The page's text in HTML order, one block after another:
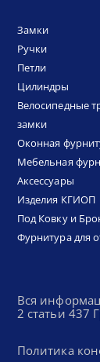
Замки
Ручки
Петли
Цилиндры
Велосипедные
замки
Оконная
Мебельная
Аксессуары
Изделия КГИОП
Под Ковку и
Фурнитура для
Вся
2 статьи 437
Политика